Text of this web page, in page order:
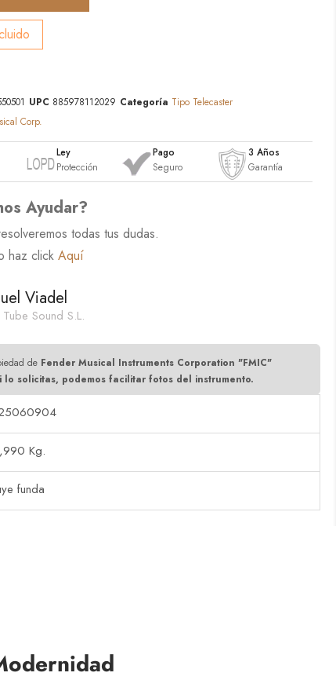
UPC 885978112029 Categoría Tipo Telecaster
Corp.
Ley
Protección
Pago
Seguro
3 Años
Garantía
Ayudar?
todas tus dudas.
haz clickAquí
Viadel
Sound S.L.
de Fender Musical Instruments Corporation "FMIC"
lo solicitas, podemos facilitar fotos del instrumento.
Kg.
funda